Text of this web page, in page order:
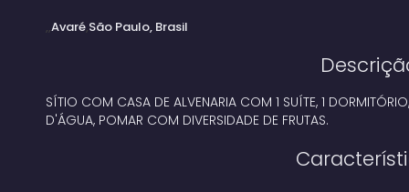
Avaré São Paulo, Brasil
SÍTIO COM CASA DE ALVENARIA COM 1 SUÍTE, 1
D'ÁGUA, POMAR COM DIVERSIDADE DE FRUTAS.